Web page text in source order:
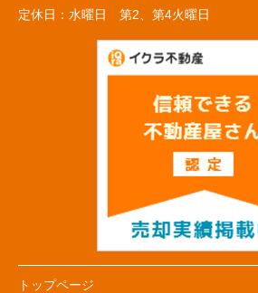
定休日： 水曜日 第2、第4火曜日
トップページ